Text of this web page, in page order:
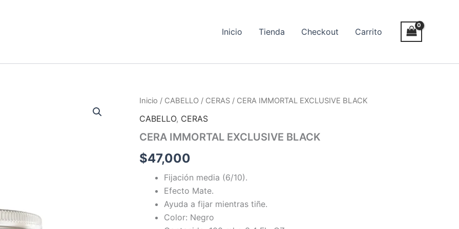
Inicio Tienda Checkout Carrito
Inicio / CABELLO / CERAS / CERA IMMORTAL EXCLUSIVE BLACK
CABELLO, CERAS
CERA IMMORTAL EXCLUSIVE BLACK
$47,000
Fijación media (6/10).
Efecto Mate.
Ayuda a fijar mientras tiñe.
Color: Negro
CERA
EXCLUSIVE
cantidad